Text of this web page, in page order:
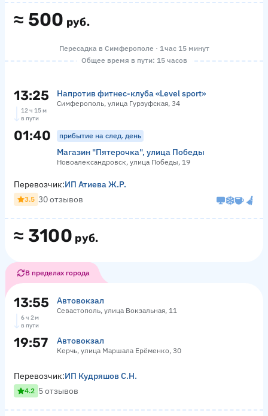
≈ 500 руб.
Пересадка в Симферополе · 1 час 15 минут
Общее время в пути: 15 часов
13:25 Напротив фитнес-клуба «Level sport»
Симферополь, улица Гурзуфская, 34
12 ч 15 м
в пути
01:40 прибытие на след. день
Магазин "Пятерочка", улица Победы
Новоалександровск, улица Победы, 19
≈ 3100 руб.
Перевозчик:ИП Атиева Ж.Р.
3.5 30 отзывов
В пределах города
13:55 Автовокзал
Севастополь, улица Вокзальная, 11
6 ч 2 м
в пути
19:57 Автовокзал
Керчь, улица Маршала Ерёменко, 30
Перевозчик:ИП Кудряшов С.Н.
4.2 5 отзывов